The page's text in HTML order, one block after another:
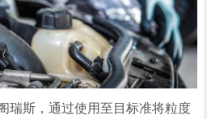
瑞斯，通过使用至目标准将粒度